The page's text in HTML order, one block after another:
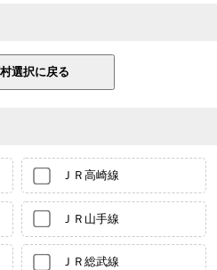
ＪＲ高崎線
ＪＲ山手線
ＪＲ総武線